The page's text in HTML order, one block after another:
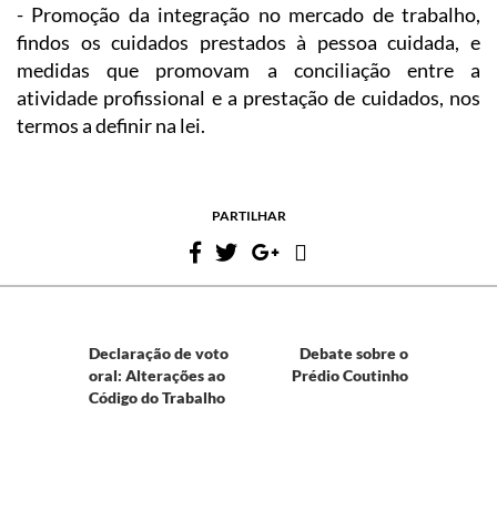
- Promoção da integração no mercado de trabalho,
findos os cuidados prestados à pessoa cuidada, e
medidas que promovam a conciliação entre a
atividade profissional e a prestação de cuidados, nos
termos a definir na lei.
PARTILHAR
Declaração de voto
oral: Alterações ao
Código do Trabalho
Debate sobre o
Prédio Coutinho